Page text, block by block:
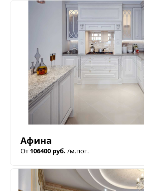
Афина
От 106400 руб. /м.пог.